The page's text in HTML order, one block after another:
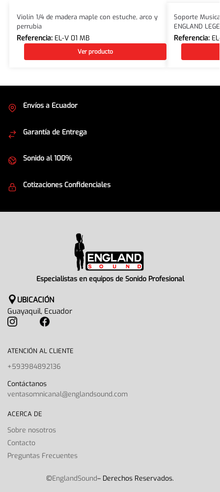
Violín 1/4 de madera maple con estuche, arco y
perrubia
Referencia: EL-V 01 MB
Ver producto
Soporte
ENGLAND
Referencia:
Envíos a Ecuador
Garantía de Entrega
Sonido al 100%
Cotizaciones Confidenciales
Especialistas en equipos de Sonido Profesional
UBICACIÓN
Guayaquil, Ecuador
ATENCIÓN AL CLIENTE
+593984892136
Contáctanos
ventasomnicanal@englandsound.com
ACERCA DE
Sobre nosotros
Contacto
Preguntas Frecuentes
©EnglandSound– Derechos Reservados.